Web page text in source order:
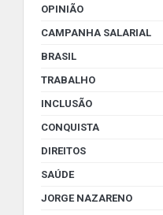
OPINIÃO
CAMPANHA SALARIAL
BRASIL
TRABALHO
INCLUSÃO
CONQUISTA
DIREITOS
SAÚDE
JORGE NAZARENO